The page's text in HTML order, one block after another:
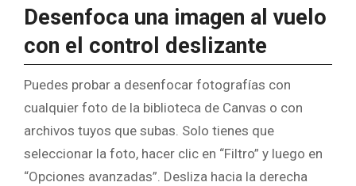
Desenfoca una imagen al vuelo
con el control deslizante
Puedes probar a desenfocar fotografías con
cualquier foto de la biblioteca de Canvas o con
archivos tuyos que subas. Solo tienes que
seleccionar la foto, hacer clic en “Filtro” y luego en
“Opciones avanzadas”. Desliza hacia la derecha